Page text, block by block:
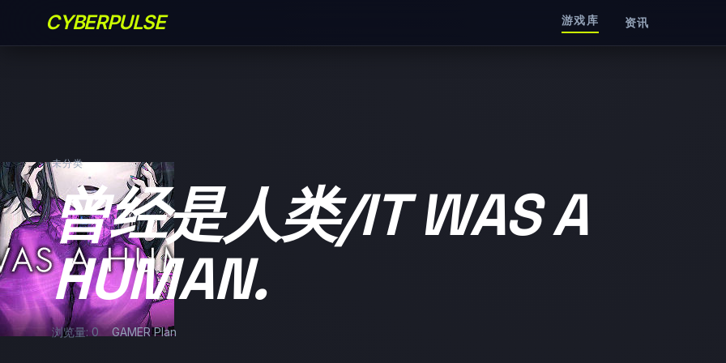
CYBERPULSE 游戏库 资讯
未分类
曾经是人类/IT WAS A
HUMAN.
浏览量: 0 GAMER Plan